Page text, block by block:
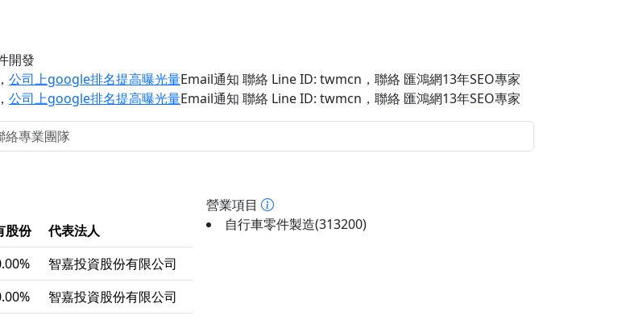
開發
， 公司上google排名提高曝光量Email通知 聯絡 Line ID: twmcn ，聯絡 匯鴻網13年SEO專家
， 公司上google排名提高曝光量Email通知 聯絡 Line ID: twmcn ，聯絡 匯鴻網13年SEO專家
股份
代表法人
智嘉投資股份有限公司
智嘉投資股份有限公司
營業項目
自行車零件製造(313200)